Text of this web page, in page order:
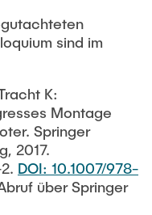
sind im
K:
Montage
Springer
2017.
DOI: 10.1007/978-
über Springer